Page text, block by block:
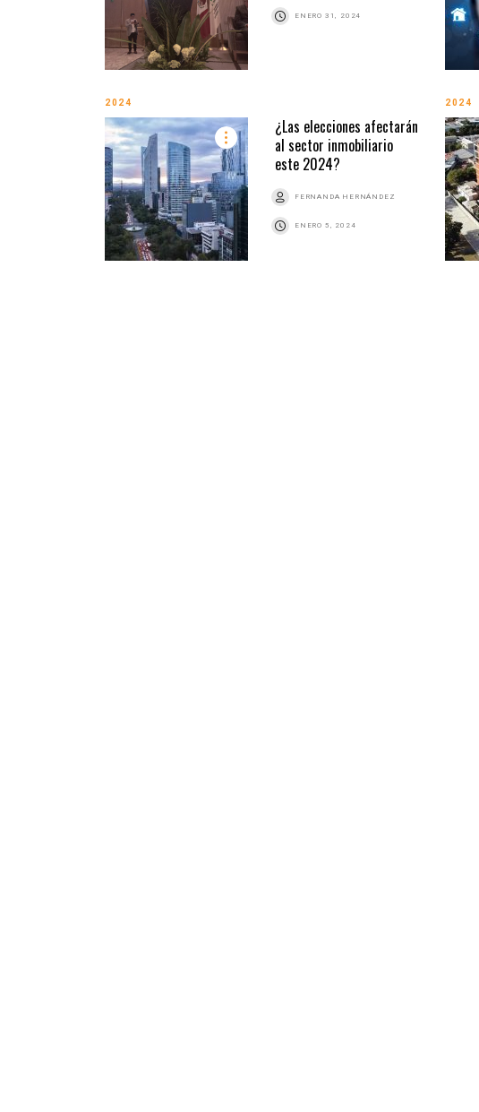
ENERO 31, 2024
2024
¿Las elecciones afectarán
al sector inmobiliario
este 2024?
FERNANDA HERNÁNDEZ
ENERO 5, 2024
2024